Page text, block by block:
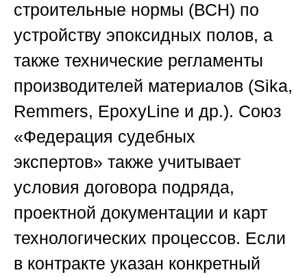
строительные нормы (ВСН) по
устройству эпоксидных полов, а
также технические регламенты
производителей материалов (Sika,
Remmers, EpoxyLine и др.). Союз
«Федерация судебных
экспертов» также учитывает
условия договора подряда,
проектной документации и карт
технологических процессов. Если
в контракте указан конкретный